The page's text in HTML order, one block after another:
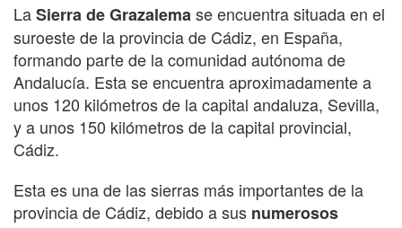
LaSierra de Grazalemase encuentra situada en el
suroeste de la provincia de Cádiz, en España,
formando parte de la comunidad autónoma de
Andalucía. Esta se encuentra aproximadamente a
unos 120 kilómetros de la capital andaluza, Sevilla,
y a unos 150 kilómetros de la capital provincial,
Cádiz.
Esta es una de las sierras más importantes de la
provincia de Cádiz, debido a sus numerosos